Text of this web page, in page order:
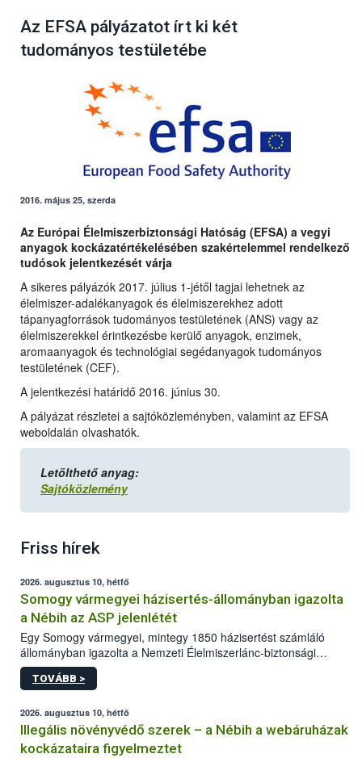
Az EFSA pályázatot írt ki két
tudományos testületébe
2016. május 25, szerda
Az Európai Élelmiszerbiztonsági Hatóság (EFSA) a vegyi
anyagok kockázatértékelésében szakértelemmel rendelkező
tudósok jelentkezését várja
A sikeres pályázók 2017. július 1-jétől tagjai lehetnek az
élelmiszer-adalékanyagok és élelmiszerekhez adott
tápanyagforrások tudományos testületének (ANS) vagy az
élelmiszerekkel érintkezésbe kerülő anyagok, enzimek,
aromaanyagok és technológiai segédanyagok tudományos
testületének (CEF).
A jelentkezési határidő 2016. június 30.
A pályázat részletei a sajtóközleményben, valamint az EFSA
weboldalán olvashatók.
Letölthető anyag:
Sajtóközlemény
Friss hírek
2026. augusztus 10, hétfő
Somogy vármegyei házisertés-állományban igazolta
a Nébih az ASP jelenlétét
Egy Somogy vármegyei, mintegy 1850 házisertést számláló
állományban igazolta a Nemzeti Élelmiszerlánc-biztonsági
Hivatal (Nébih) laboratóriuma az afrikai sertéspestis (ASP) vírus
jelenlétét. Az országos főállatorvos azonnal elrendelte a
terjedésének megakadályozása érdekében. A sertéstartók
számára kiemelten fontos a járványvédelmi előírások szigorú
betartása.
TOVÁBB >
2026. augusztus 10, hétfő
Illegális növényvédő szerek – a Nébih a webáruházak
kockázataira figyelmeztet